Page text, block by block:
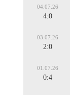
04.07.26
4:0
03.07.26
2:0
01.07.26
0:4